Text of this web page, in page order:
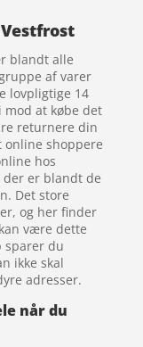
blandt alle
af varer
lovpligtige 14
at købe det
returnere din
online shoppere
hos
der er blandt de
Det store
og her finder
være dette
sparer du
ikke skal
adresser.
når du